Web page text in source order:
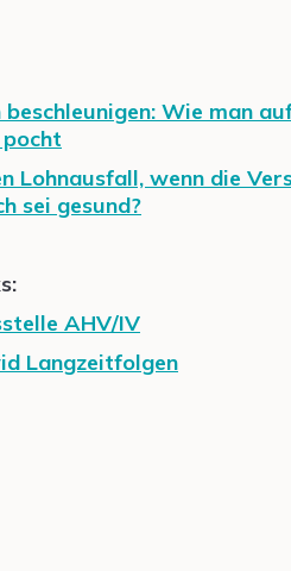
Wie man
Lohnausfall, wenn die
sei gesund?
AHV/IV
Langzeitfolgen